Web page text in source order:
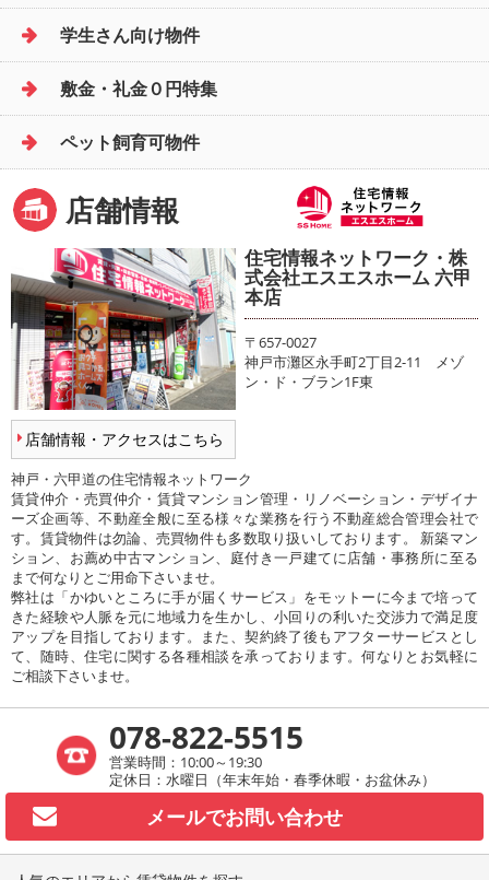
学生さん向け物件
敷金・礼金０円特集
ペット飼育可物件
店舗情報
店舗情報・アクセスはこちら
住宅情報ネットワーク・株
式会社エスエスホーム 六甲
本店
〒657-0027
神戸市灘区永手町2丁目2-11 メゾ
ン・ド・ブラン1F東
神戸・六甲道の住宅情報ネットワーク
賃貸仲介・売買仲介・賃貸マンション管理・リノベーション・デザイナ
ーズ企画等、不動産全般に至る様々な業務を行う不動産総合管理会社で
す。賃貸物件は勿論、売買物件も多数取り扱いしております。 新築マン
ション、お薦め中古マンション、庭付き一戸建てに店舗・事務所に至る
まで何なりとご用命下さいませ。
弊社は「かゆいところに手が届くサービス」をモットーに今まで培って
きた経験や人脈を元に地域力を生かし、小回りの利いた交渉力で満足度
アップを目指しております。また、契約終了後もアフターサービスとし
て、随時、住宅に関する各種相談を承っております。何なりとお気軽に
ご相談下さいませ。
078-822-5515
営業時間：10:00～19:30
定休日：水曜日（年末年始・春季休暇・お盆休み）
メールでお問い合わせ